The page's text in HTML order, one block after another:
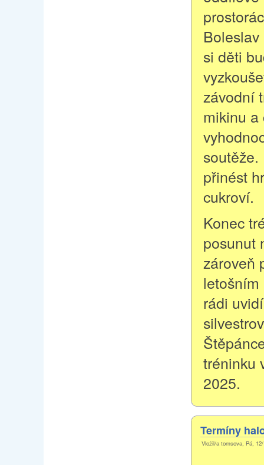
si děti
závodní
mikinu a
přinést
cukroví.
Konec
posunut
zároveň
letošním
rádi
tréninku
2025.
Termíny
Vložil/a tomsova, Pá,